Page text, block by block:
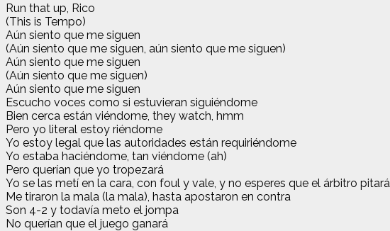
Run that up, Rico
(This is Tempo)
Aún siento que me siguen
(Aún siento que me siguen, aún siento que me siguen)
Aún siento que me siguen
(Aún siento que me siguen)
Aún siento que me siguen
Escucho voces como si estuvieran siguiéndome
Bien cerca están viéndome, they watch, hmm
Pero yo literal estoy riéndome
Yo estoy legal que las autoridades están requiriéndome
Yo estaba haciéndome, tan viéndome (ah)
Pero querían que yo tropezará
Yo se las metí en la cara, con foul y vale, y no esperes que el árbitro pitará
Me tiraron la mala (la mala), hasta apostaron en contra
Son 4-2 y todavía meto el jompa
No querían que el juego ganará